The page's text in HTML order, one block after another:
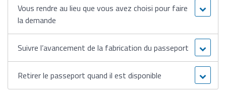
Vous rendre au lieu que vous avez choisi pour faire
la demande
Suivre l’avancement de la fabrication du passeport
Retirer le passeport quand il est disponible